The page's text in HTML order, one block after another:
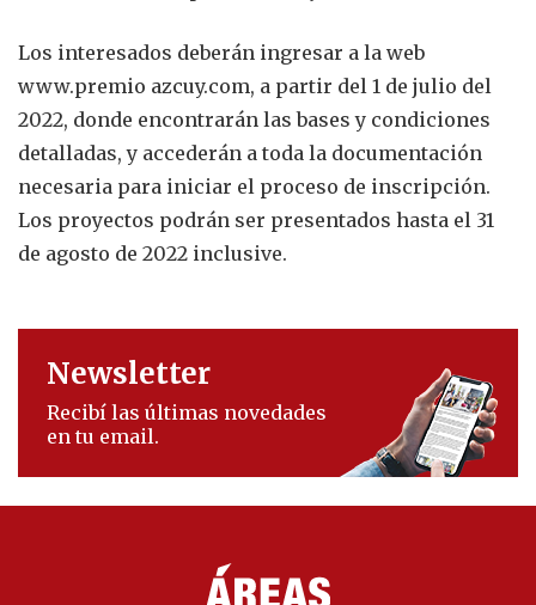
Los interesados deberán ingresar a la web
www.premio azcuy.com, a partir del 1 de julio del
2022, donde encontrarán las bases y condiciones
detalladas, y accederán a toda la documentación
necesaria para iniciar el proceso de inscripción.
Los proyectos podrán ser presentados hasta el 31
de agosto de 2022 inclusive.
Newsletter
Recibí las últimas novedades
en tu email.